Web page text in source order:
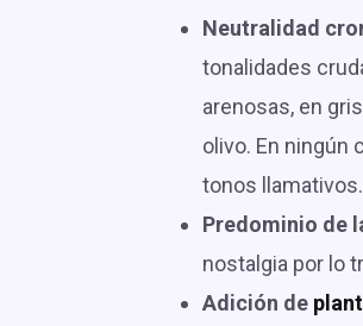
Neutralidad
tonalidades
arenosas, en
olivo. En ningún
tonos llamativos.
Predominio de
nostalgia por lo
Adición de